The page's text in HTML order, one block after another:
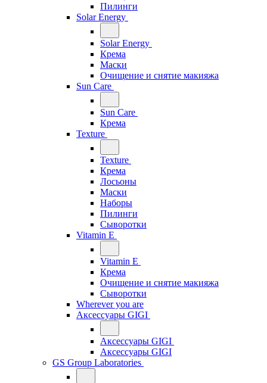
Пилинги
Solar Energy
Solar Energy
Крема
Маски
Очищение и снятие макияжа
Sun Care
Sun Care
Крема
Texture
Texture
Крема
Лосьоны
Маски
Наборы
Пилинги
Сыворотки
Vitamin E
Vitamin E
Крема
Очищение и снятие макияжа
Сыворотки
Wherever you are
Аксессуары GIGI
Аксессуары GIGI
Аксессуары GIGI
GS Group Laboratories